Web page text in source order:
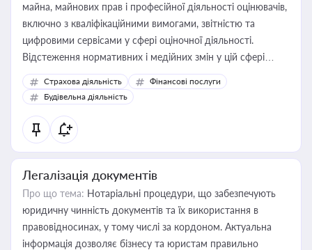
майна, майнових прав і професійної діяльності оцінювачів,
включно з кваліфікаційними вимогами, звітністю та
цифровими сервісами у сфері оціночної діяльності.
Відстеження нормативних і медійних змін у цій сфері
корисне для власника бізнесу, керівника, юриста або
бухгалтера під час оподаткування, приватизації, оренди
державного майна, корпоративних угод і перевірки
статусу суб'єктів оціночної діяльності
Страхова діяльність
Фінансові послуги
Будівельна діяльність
Легалізація документів
Про що тема: Нотаріальні процедури, що забезпечують
юридичну чинність документів та їх використання в
правовідносинах, у тому числі за кордоном. Актуальна
інформація дозволяє бізнесу та юристам правильно